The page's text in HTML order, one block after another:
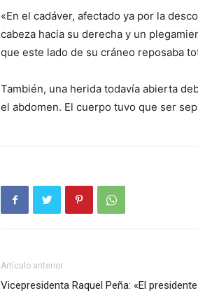
«En el cadáver, afectado ya por la
cabeza hacia su derecha y un
que este lado de su cráneo reposaba
También, una herida todavía abierta
el abdomen. El cuerpo tuvo que ser
Artículo anterior
Vicepresidenta Raquel Peña: «El